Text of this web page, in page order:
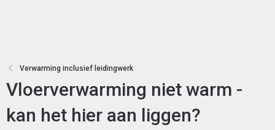
Verwarming inclusief leidingwerk
Vloerverwarming niet warm -
kan het hier aan liggen?